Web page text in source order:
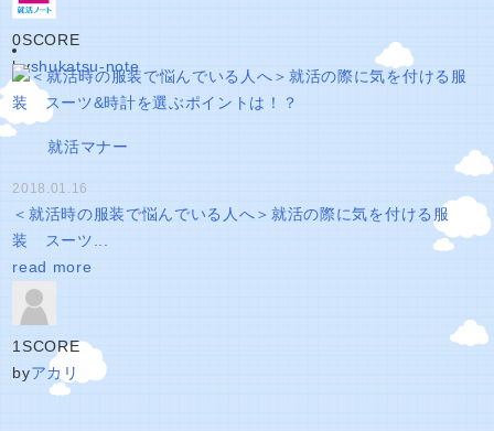
0SCORE
byshukatsu-note
就活マナー
2018.01.16
＜就活時の服装で悩んでいる人へ＞就活の際に気を付ける服
装 スーツ...
read more
1 SCORE
byアカリ